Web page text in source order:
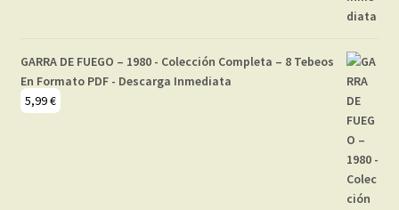
GARRA DE FUEGO – 1980 - Colección Completa – 8 Tebeos
En Formato PDF - Descarga Inmediata
5,99€